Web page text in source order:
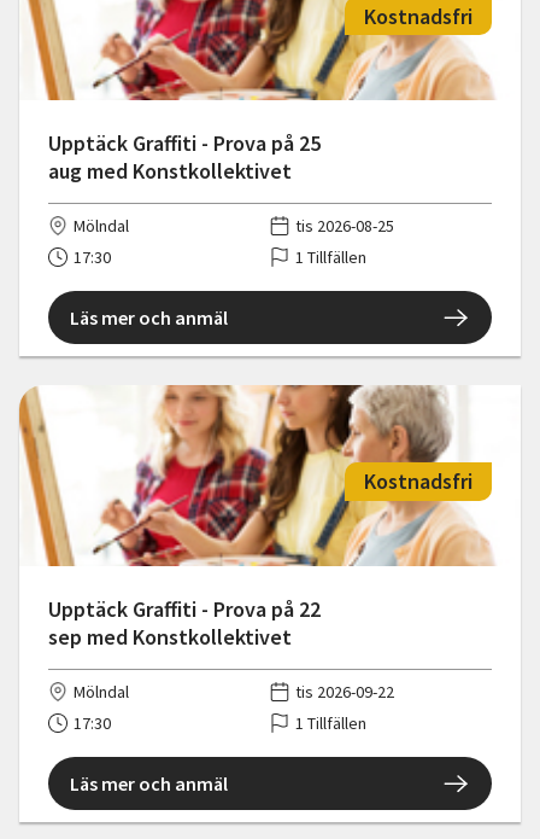
Upptäck Graffiti - Prova på 25
aug med Konstkollektivet
Kostnadsfri
Mölndal
tis 2026-08-25
17:30
1 Tillfällen
Läs mer och anmäl
Upptäck Graffiti - Prova på 22
sep med Konstkollektivet
Kostnadsfri
Mölndal
tis 2026-09-22
17:30
1 Tillfällen
Läs mer och anmäl